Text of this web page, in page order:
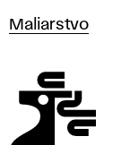
Katedry
Maliarstvo